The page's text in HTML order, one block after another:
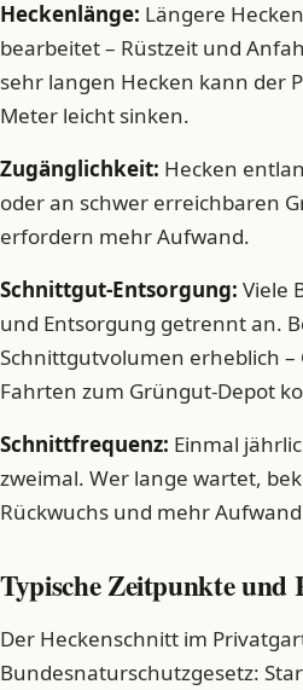
Heckenlänge: Längere
bearbeitet – Rüstzeit und
sehr langen Hecken kann der
Meter leicht sinken.
Zugänglichkeit: Hecken
oder an schwer erreichbaren
erfordern mehr Aufwand.
Schnittgut-Entsorgung: Viele
und Entsorgung getrennt an.
Schnittgutvolumen erheblich
Fahrten zum Grüngut-Depot
Schnittfrequenz: Einmal
zweimal. Wer lange wartet,
Rückwuchs und mehr
Typische Zeitpunkte und
Der Heckenschnitt im
Bundesnaturschutzgesetz: